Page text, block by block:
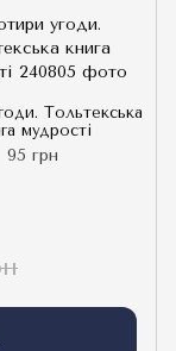
Тольтекська
мудрості
95 грн